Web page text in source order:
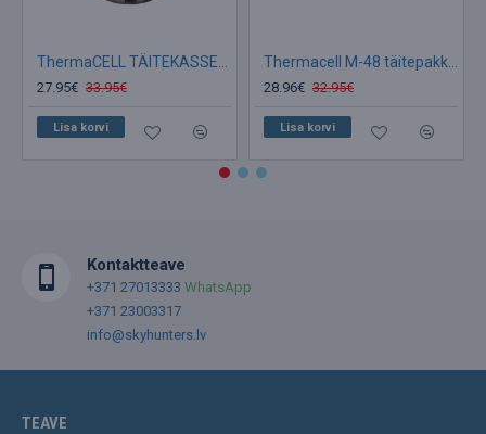
27.95€ 33.95€
Lisa korvi
28.96€ 32.95€
Lisa korvi
Kontaktteave
+371 27013333 WhatsApp
+371 23003317
info@skyhunters.lv
TEAVE